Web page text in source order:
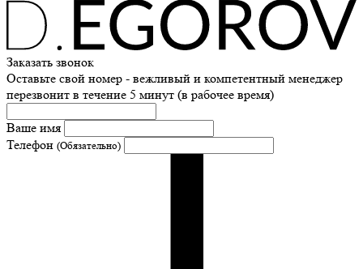
Заказать звонок
Оставьте свой номер - вежливый и компетентный менеджер
перезвонит в течение 5 минут (в рабочее время)
Ваше имя
Телефон (Обязательно)